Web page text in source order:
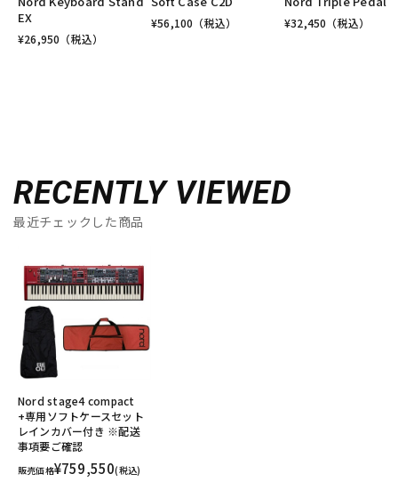
EX
¥26,950 （税込）
¥56,100 （税込） ¥32,450 （税込）
RECENTLY VIEWED
最近チェックした商品
Nord stage4 compact
+専用ソフトケースセット
レインカバー付き ※配送
事項要ご確認
販売価格¥759,550(税込)